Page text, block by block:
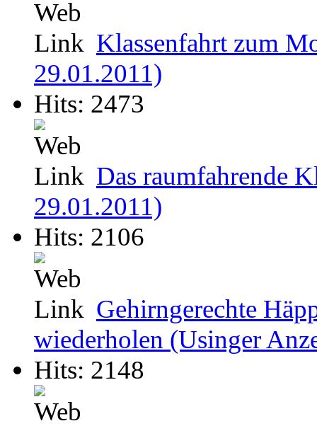
Klassenfahrt zum
29.01.2011)
Hits: 2473
Das raumfahrende
29.01.2011)
Hits: 2106
Gehirngerechte
wiederholen (Usinger
Hits: 2148